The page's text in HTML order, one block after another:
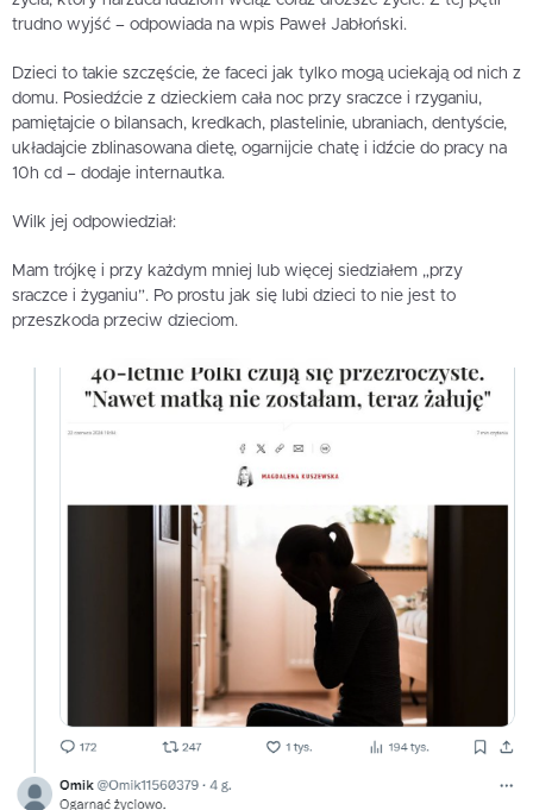
trudno wyjść – odpowiada na wpis Paweł Jabłoński.
Dzieci to takie szczęście, że faceci jak tylko mogą uciekają od nich z
domu. Posiedźcie z dzieckiem cała noc przy sraczce i rzyganiu,
pamiętajcie o bilansach, kredkach, plastelinie, ubraniach, dentyście,
układajcie zblinasowana dietę, ogarnijcie chatę i idźcie do pracy na
10h cd – dodaje internautka.
Wilk jej odpowiedział:
Mam trójkę i przy każdym mniej lub więcej siedziałem „przy
sraczce i żyganiu”. Po prostu jak się lubi dzieci to nie jest to
przeszkoda przeciw dzieciom.